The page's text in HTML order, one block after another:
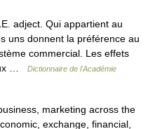
adject. Qui appartient au
uns donnent la préférence au
commercial. Les effets
…
Dictionnaire de l'Académie
marketing across the
exchange, financial,